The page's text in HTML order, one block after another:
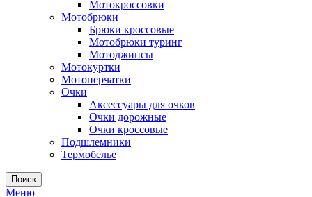
Мотокроссовки
Мотобрюки
Брюки кроссовые
Мотобрюки туринг
Мотоджинсы
Мотокуртки
Мотоперчатки
Очки
Аксессуары для очков
Очки дорожные
Очки кроссовые
Подшлемники
Термобелье
Поиск
Меню